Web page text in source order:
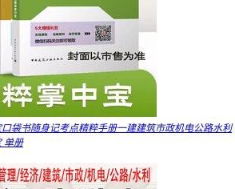
袋书随身记考点精粹手册一建建筑市政机电公路水利
单册